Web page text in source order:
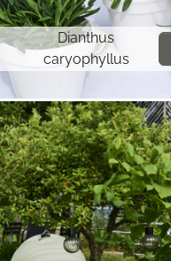
Dianthus
caryophyllus